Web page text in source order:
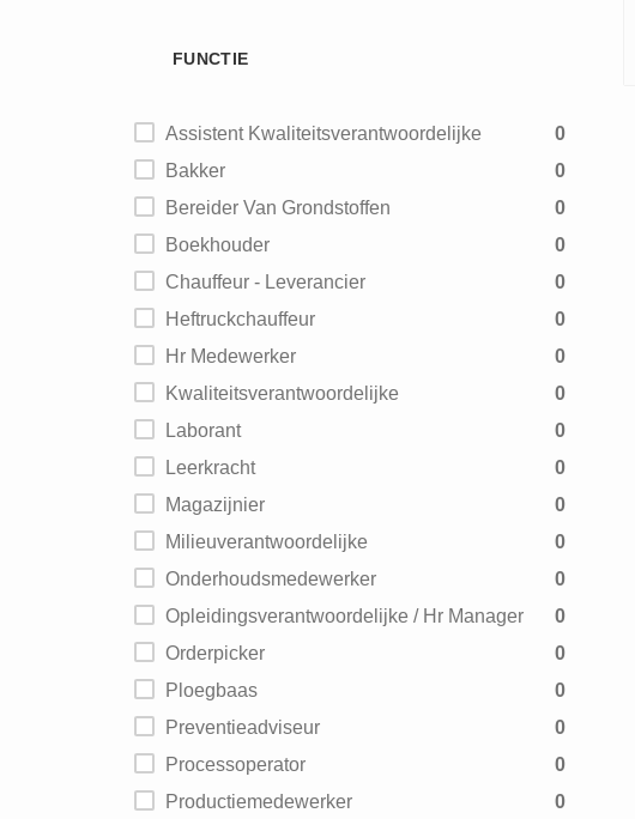
FUNCTIE
Assistent Kwaliteitsverantwoordelijke
0
Bakker
0
Bereider Van Grondstoffen
0
Boekhouder
0
Chauffeur - Leverancier
0
Heftruckchauffeur
0
Hr Medewerker
0
Kwaliteitsverantwoordelijke
0
Laborant
0
Leerkracht
0
Magazijnier
0
Milieuverantwoordelijke
0
Onderhoudsmedewerker
0
Opleidingsverantwoordelijke / Hr Manager
0
Orderpicker
0
Ploegbaas
0
Preventieadviseur
0
Processoperator
0
Productiemedewerker
0